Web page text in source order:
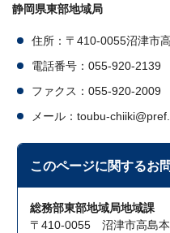
静岡県東部地域局
住所：〒410-0055沼津市
電話番号：055-920-2139
ファクス：055-920-2009
メール：toubu-
このページに関するお
総務部東部地域局地域課
〒410-0055 沼津市高島